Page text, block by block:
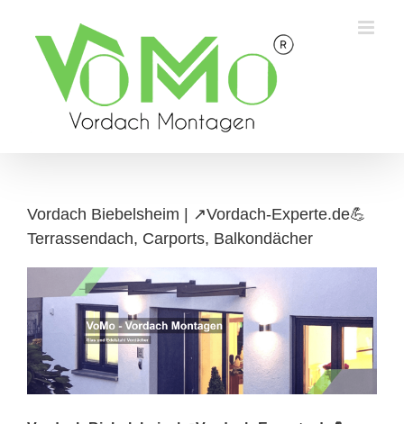
content
Vordach Biebelsheim | ↗️Vordach-Experte.de💪
Terrassendach, Carports, Balkondächer